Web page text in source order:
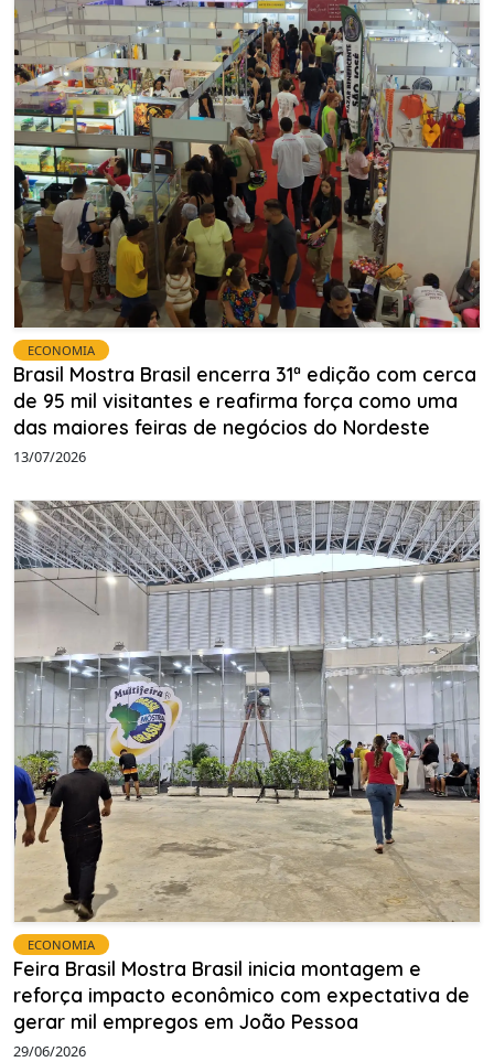
ECONOMIA
Brasil Mostra Brasil encerra 31ª edição com cerca
de 95 mil visitantes e reafirma força como uma
das maiores feiras de negócios do Nordeste
13/07/2026
ECONOMIA
Feira Brasil Mostra Brasil inicia montagem e
reforça impacto econômico com expectativa de
gerar mil empregos em João Pessoa
29/06/2026